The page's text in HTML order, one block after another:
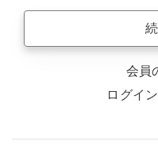
会員
ログイ